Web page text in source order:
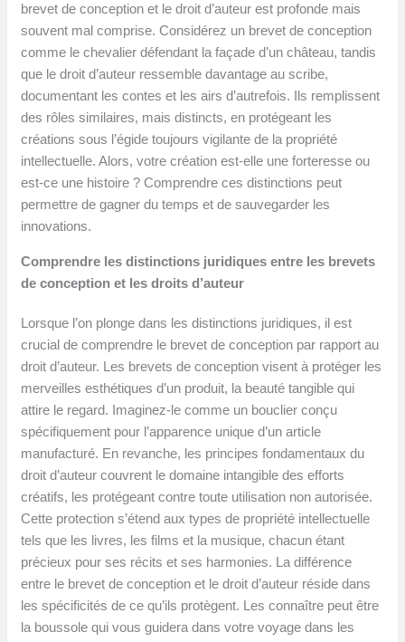
brevet de conception et le droit d’auteur est profonde mais
souvent mal comprise. Considérez un brevet de conception
comme le chevalier défendant la façade d’un château, tandis
que le droit d’auteur ressemble davantage au scribe,
documentant les contes et les airs d’autrefois. Ils remplissent
des rôles similaires, mais distincts, en protégeant les
créations sous l’égide toujours vigilante de la propriété
intellectuelle. Alors, votre création est-elle une forteresse ou
est-ce une histoire ? Comprendre ces distinctions peut
permettre de gagner du temps et de sauvegarder les
innovations.
Comprendre les distinctions juridiques entre les brevets
de conception et les droits d’auteur
Lorsque l’on plonge dans les distinctions juridiques, il est
crucial de comprendre le brevet de conception par rapport au
droit d’auteur. Les brevets de conception visent à protéger les
merveilles esthétiques d’un produit, la beauté tangible qui
attire le regard. Imaginez-le comme un bouclier conçu
spécifiquement pour l’apparence unique d’un article
manufacturé. En revanche, les principes fondamentaux du
droit d’auteur couvrent le domaine intangible des efforts
créatifs, les protégeant contre toute utilisation non autorisée.
Cette protection s’étend aux types de propriété intellectuelle
tels que les livres, les films et la musique, chacun étant
précieux pour ses récits et ses harmonies. La différence
entre le brevet de conception et le droit d’auteur réside dans
les spécificités de ce qu’ils protègent. Les connaître peut être
la boussole qui vous guidera dans votre voyage dans les